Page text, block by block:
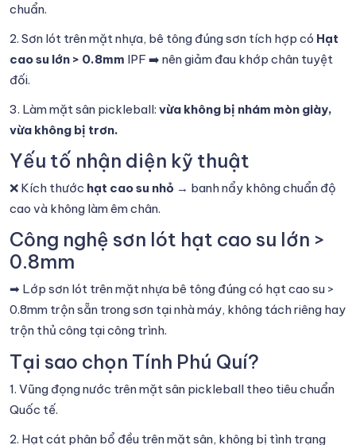
chuẩn.
2. Sơn lót trên mặt nhựa, bê tông đúng sơn tích hợp có Hạt
cao su lớn > 0.8mm IPF ➡️ nên giảm đau khớp chân tuyệt
đối.
3. Làm mặt sân pickleball: vừa không bị nhám mòn giày,
vừa không bị trơn.
Yếu tố nhận diện kỹ thuật
❌ Kích thước hạt cao su nhỏ → banh nẩy không chuẩn độ
cao và không làm êm chân.
Công nghệ sơn lót hạt cao su lớn >
0.8mm
➡ Lớp sơn lót trên mặt nhựa bê tông đúng có hạt cao su >
0.8mm trộn sẵn trong sơn tại nhà máy, không tách riêng hay
trộn thủ công tại công trình.
Tại sao chọn Tính Phú Quí?
1. Vũng đọng nước trên mặt sân pickleball theo tiêu chuẩn
Quốc tế.
2. Hạt cát phân bổ đều trên mặt sân, không bị tình trạng